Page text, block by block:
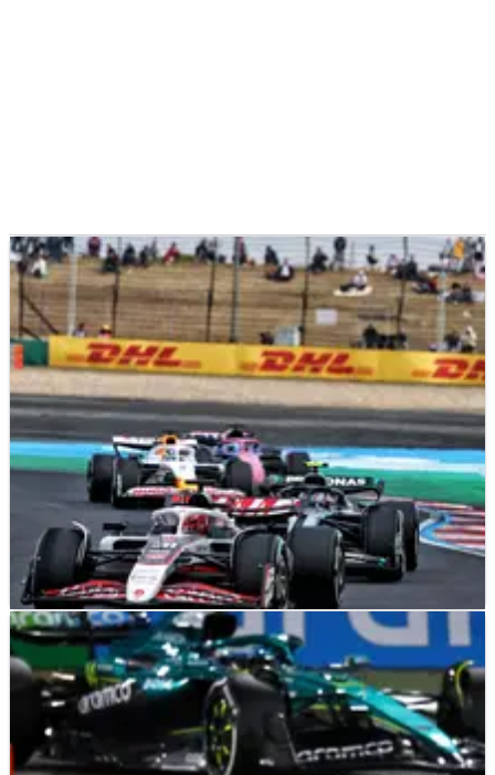
F1 NEWS 24/03/25
Ocon Jelaskan Perubahan Haluan Haas setelah
Poin Ganda di GP Tiongkok